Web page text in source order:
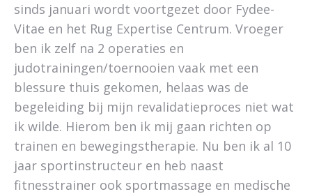
sinds januari wordt voortgezet door Fydee-
Vitae en het Rug Expertise Centrum. Vroeger
ben ik zelf na 2 operaties en
judotrainingen/toernooien vaak met een
blessure thuis gekomen, helaas was de
begeleiding bij mijn revalidatieproces niet wat
ik wilde. Hierom ben ik mij gaan richten op
trainen en bewegingstherapie. Nu ben ik al 10
jaar sportinstructeur en heb naast
fitnesstrainer ook sportmassage en medische